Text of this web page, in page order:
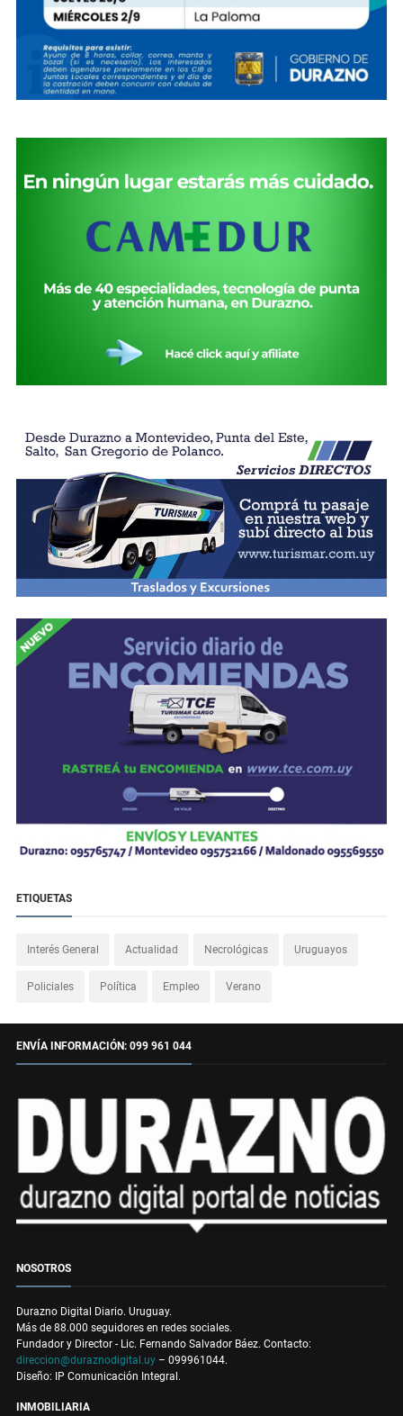
ETIQUETAS
Interés General Actualidad Necrológicas Uruguayos
Policiales Política Empleo Verano
ENVÍA INFORMACIÓN: 099 961 044
NOSOTROS
Durazno Digital Diario. Uruguay.
Más de 88.000 seguidores en redes sociales.
Fundador y Director - Lic. Fernando Salvador Báez. Contacto:
direccion@duraznodigital.uy – 099961044.
Diseño: IP Comunicación Integral.
INMOBILIARIA